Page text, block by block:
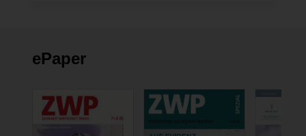
ePaper